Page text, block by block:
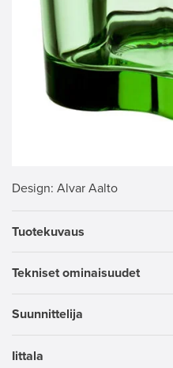
Design: Alvar Aalto
Tuotekuvaus
Tekniset ominaisuudet
Suunnittelija
Iittala